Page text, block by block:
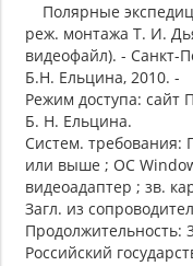
Полярные
реж. монтажа Т. И.
видеофайл). - Санкт-
Б.Н. Ельцина, 2010. -
Режим доступа: сайт
Б. Н. Ельцина.
Систем.
или выше ; ОС
видеоадаптер ; зв.
Загл. из
Продолжительность:
Российский